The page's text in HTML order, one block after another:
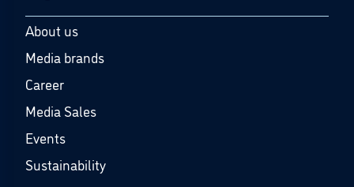
About us
Media brands
Career
Media Sales
Events
Sustainability